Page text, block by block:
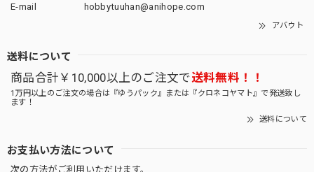
E-mail
hobbytuuhan@anihope.com
アバウト
送料について
商品合計￥10,000以上のご注文で送料無料！！
1万円以上のご注文の場合は『ゆうパック』または『クロネコヤマト』で発送致し
ます！
送料について
お支払い方法について
次の方法がご利用いただけます。